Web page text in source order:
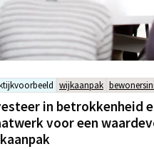
wijkaanpak
in betrokkenheid
voor een